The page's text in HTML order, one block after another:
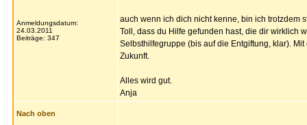
Anmeldungsdatum:
24.03.2011
Beiträge: 347
auch wenn ich dich nicht kenne, bin ich trotzdem
Toll, dass du Hilfe gefunden hast, die dir wirklich
Selbsthilfegruppe (bis auf die Entgiftung, klar).
Zukunft.
Alles wird gut.
Anja
Nach oben